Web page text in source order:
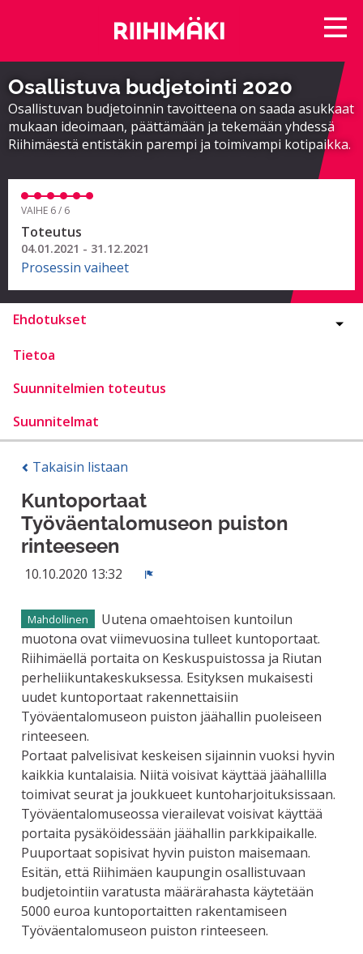
Osallistuva budjetointi 2020
Osallistuvan budjetoinnin tavoitteena on saada asukkaat
mukaan ideoimaan, päättämään ja tekemään yhdessä
Riihimäestä entistäkin parempi ja toimivampi kotipaikka.
VAIHE 6 / 6
Toteutus
04.01.2021 - 31.12.2021
Prosessin vaiheet
Ehdotukset
Tietoa
Suunnitelmien toteutus
Suunnitelmat
Takaisin listaan
Kuntoportaat
Työväentalomuseon puiston
rinteeseen
10.10.2020 13:32
Mahdollinen
Uutena omaehtoisen kuntoilun
muotona ovat viimevuosina tulleet kuntoportaat.
Riihimäellä portaita on Keskuspuistossa ja Riutan
perheliikuntakeskuksessa. Esityksen mukaisesti
uudet kuntoportaat rakennettaisiin
Työväentalomuseon puiston jäähallin puoleiseen
rinteeseen.
Portaat palvelisivat keskeisen sijainnin vuoksi hyvin
kaikkia kuntalaisia. Niitä voisivat käyttää jäähallilla
toimivat seurat ja joukkueet kuntoharjoituksissaan.
Työväentalomuseossa vierailevat voisivat käyttää
portaita pysäköidessään jäähallin parkkipaikalle.
Puuportaat sopisivat hyvin puiston maisemaan.
Esitän, että Riihimäen kaupungin osallistuvaan
budjetointiin varatusta määrärahasta käytetään
5000 euroa kuntoportaitten rakentamiseen
Työväentalomuseon puiston rinteeseen.